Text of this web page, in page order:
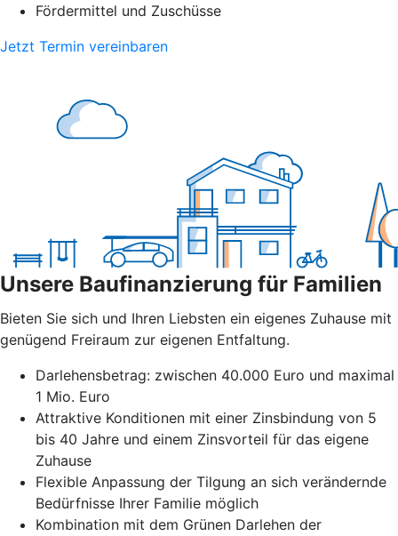
Fördermittel und Zuschüsse
Jetzt Termin vereinbaren
Unsere Baufinanzierung für Familien
Bieten Sie sich und Ihren Liebsten ein eigenes Zuhause mit
genügend Freiraum zur eigenen Entfaltung.
Darlehensbetrag: zwischen 40.000 Euro und maximal
1 Mio. Euro
Attraktive Konditionen mit einer Zinsbindung von 5
bis 40 Jahre und einem Zinsvorteil für das eigene
Zuhause
Flexible Anpassung der Tilgung an sich verändernde
Bedürfnisse Ihrer Familie möglich
Kombination mit dem Grünen Darlehen der